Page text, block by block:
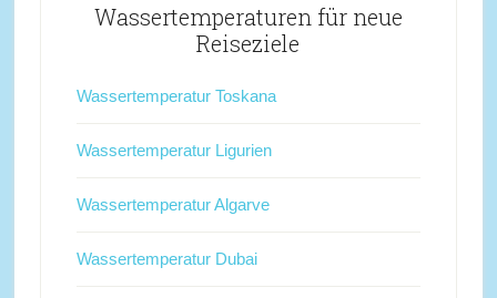
Wassertemperaturen für neue
Reiseziele
Wassertemperatur Toskana
Wassertemperatur Ligurien
Wassertemperatur Algarve
Wassertemperatur Dubai